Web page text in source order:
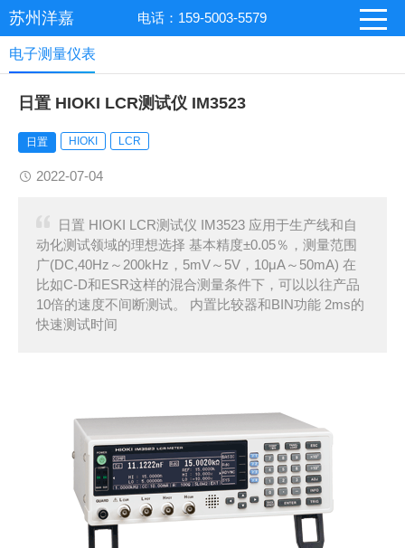
苏州洋嘉 电话：159-5003-5579
电子测量仪表
日置 HIOKI LCR测试仪 IM3523
日置 HIOKI LCR
2022-07-04
日置 HIOKI LCR测试仪 IM3523 应用于生产线和自
动化测试领域的理想选择 基本精度±0.05％，测量范围
广(DC,40Hz～200kHz，5mV～5V，10μA～50mA) 在
比如C-D和ESR这样的混合测量条件下，可以以往产品
10倍的速度不间断测试。 内置比较器和BIN功能 2ms的
快速测试时间